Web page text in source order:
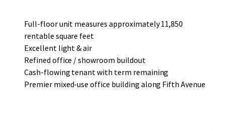
Full-floor unit measures approximately 11,850
rentable square feet
Excellent light & air
Refined office / showroom buildout
Cash-flowing tenant with term remaining
Premier mixed-use office building along Fifth Avenue